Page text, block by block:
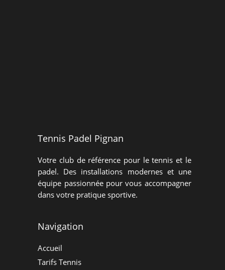
Tennis Padel Pignan
Votre club de référence pour le tennis et le
padel. Des installations modernes et une
équipe passionnée pour vous accompagner
dans votre pratique sportive.
Navigation
Accueil
Tarifs Tennis